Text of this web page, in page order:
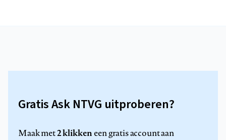
Gratis Ask NTVG uitproberen?
Maak met2 klikkeneen gratis account aan